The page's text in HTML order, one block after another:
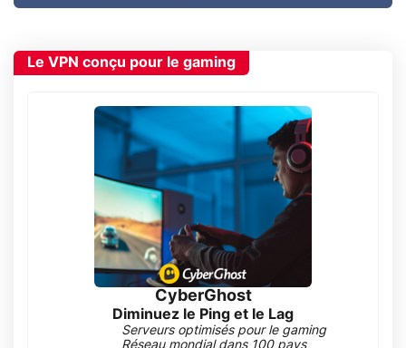
Le VPN conçu pour le gaming
CyberGhost
Diminuez le Ping et le Lag
Serveurs optimisés pour le gaming
Réseau mondial dans 100 pays